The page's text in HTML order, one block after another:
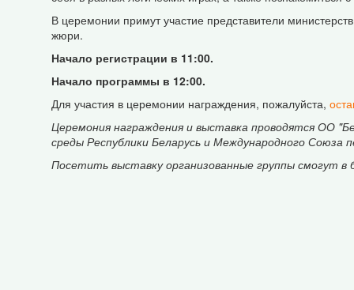
В церемонии примут участие представители
жюри.
Начало регистрации в 11:00.
Начало программы в 12:00.
Для участия в церемонии награждения, пожалуйста,
Церемония награждения и выставка проводятся ОО
среды Республики Беларусь и Международного Союза
Посетить выставку организованные группы смогут в